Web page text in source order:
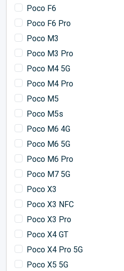
Poco F6
Poco F6 Pro
Poco M3
Poco M3 Pro
Poco M4 5G
Poco M4 Pro
Poco M5
Poco M5s
Poco M6 4G
Poco M6 5G
Poco M6 Pro
Poco M7 5G
Poco X3
Poco X3 NFC
Poco X3 Pro
Poco X4 GT
Poco X4 Pro 5G
Poco X5 5G